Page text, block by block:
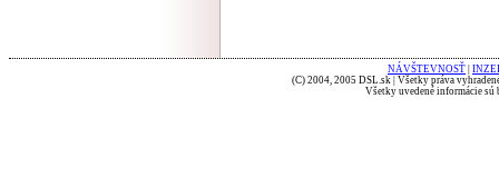
NÁVŠTEVNOSŤ
(C) 2004, 2005 DSL.sk | Všetky práva
Všetky uvedené informácie sú